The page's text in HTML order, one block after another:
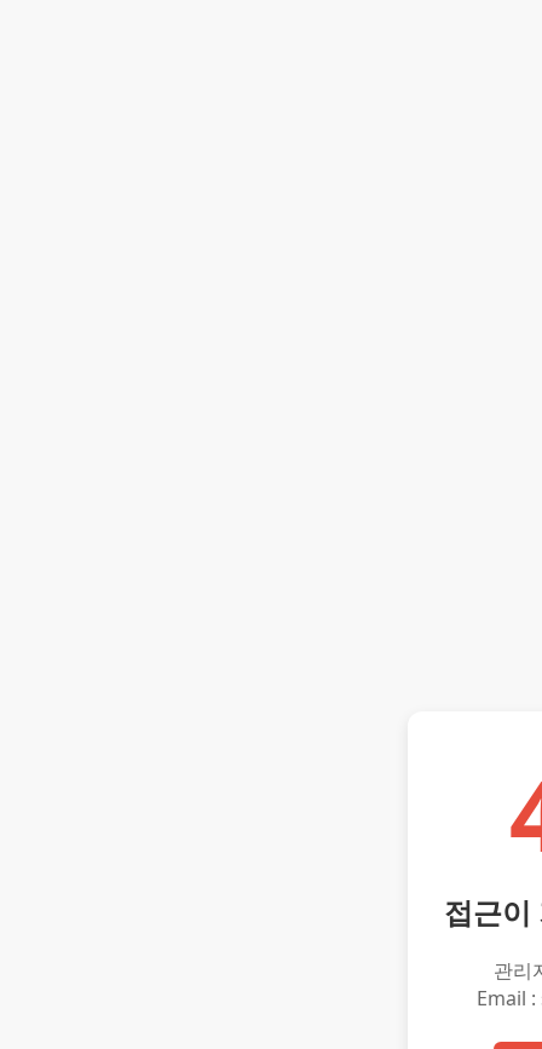
접근이
관리
Email